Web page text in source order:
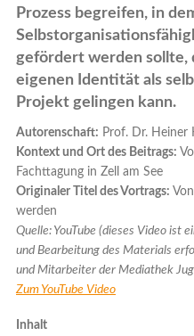
Prozess begreifen, in
gefördert werden sollte,
eigenen Identität als
Projekt gelingen kann.
Autorenschaft: Prof. Dr. Heiner
Kontext und Ort des Beitrags:
Fachttagung in Zell am See
Originaler Titel des Vortrags:
werden
Quelle: YouTube (dieses Video ist
und Bearbeitung des Materials
und Mitarbeiter der Mediathek
Zum YouTube Video
Inhalt